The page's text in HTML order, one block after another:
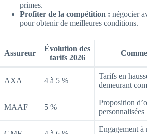
primes.
Profiter de la compétition : négocier
pour obtenir de meilleures conditions.
Assureur
Évolution des
tarifs 2026
AXA 4 à 5 %
Tarifs en
demeurant
MAAF 5 %+
Proposition
personnalisées
Engagement à